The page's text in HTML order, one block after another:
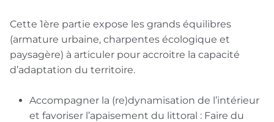
Cette 1ère partie expose les grands équilibres
(armature urbaine, charpentes écologique et
paysagère) à articuler pour accroitre la capacité
d’adaptation du territoire.
Accompagner la (re)dynamisation de l’intérieur
et favoriser l’apaisement du littoral : Faire du